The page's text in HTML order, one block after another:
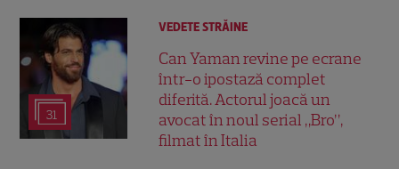
31
VEDETE STRĂINE
Can Yaman revine pe ecrane
într-o ipostază complet
diferită. Actorul joacă un
avocat în noul serial „Bro”,
filmat în Italia